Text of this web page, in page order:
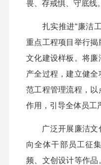
畏、存戒惧、守底线。
扎实推进“廉洁工
重点工程项目举行
文化建设样板。将
产全过程，建立健
范工程管理流程，
作用，引导全体员工
广泛开展廉洁文
向全体干部员工征
频、文创设计等作